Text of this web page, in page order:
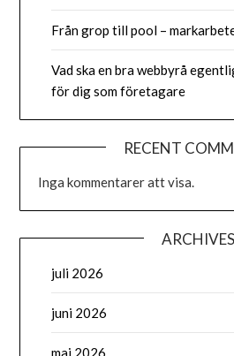
Från grop till pool –
Vad ska en bra webbyrå
för dig som företagare
RECENT
Inga kommentarer att visa.
ARCHIVES
juli 2026
juni 2026
maj 2026